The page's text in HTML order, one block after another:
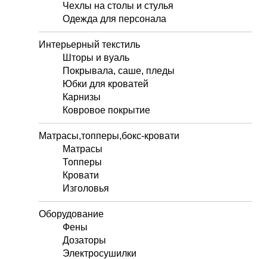
Чехлы на столы и стулья
Одежда для персонала
Интерьерный текстиль
Шторы и вуаль
Покрывала, саше, пледы
Юбки для кроватей
Карнизы
Ковровое покрытие
Матрасы,топперы,бокс-кровати
Матрасы
Топперы
Кровати
Изголовья
Оборудование
Фены
Дозаторы
Электросушилки